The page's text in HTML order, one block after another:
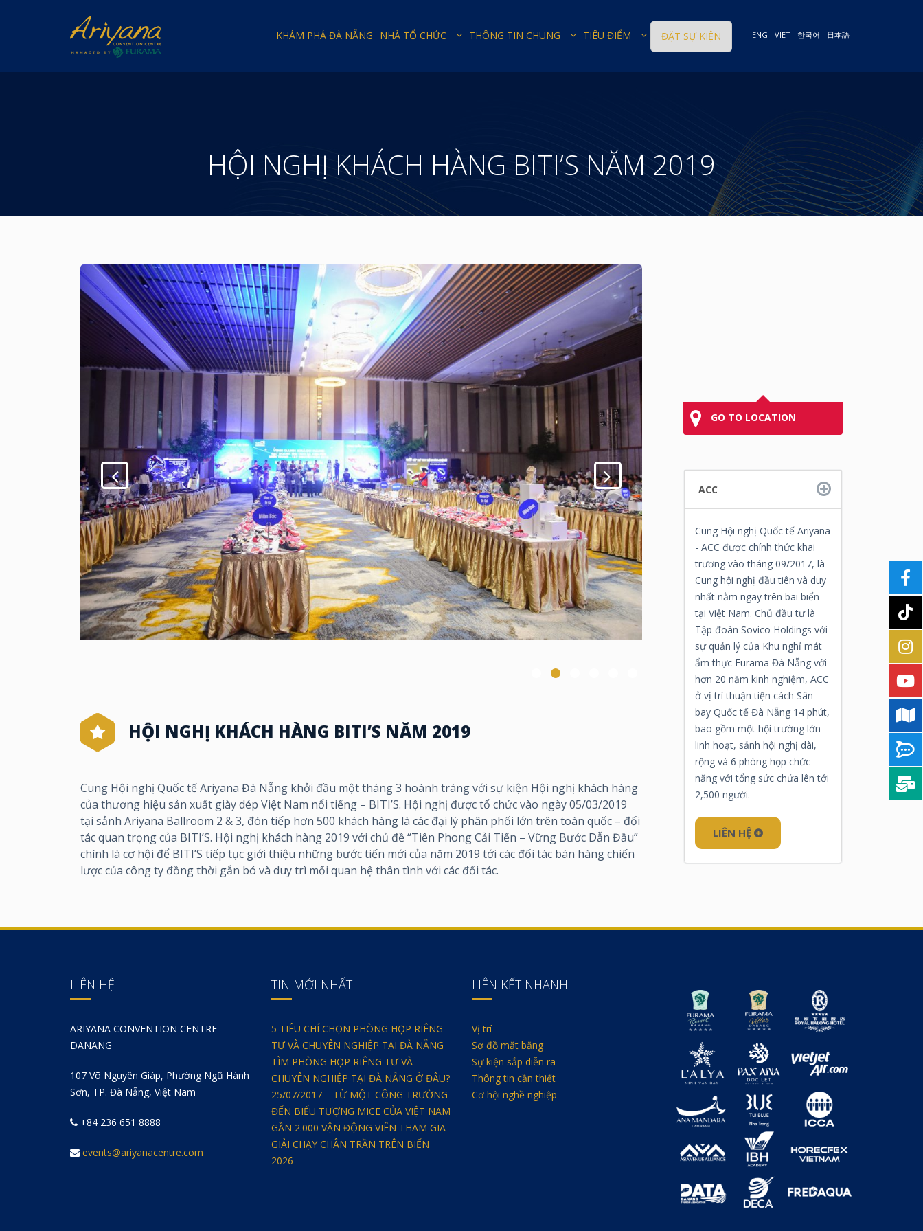
KHÁM PHÁ ĐÀ NẴNG NHÀ TỔ CHỨC THÔNG TIN CHUNG TIÊU ĐIỂM ĐẶT SỰ KIỆN ENG VIET 한국어 日本語
HỘI NGHỊ KHÁCH HÀNG BITI’S NĂM 2019
HỘI NGHỊ KHÁCH HÀNG BITI’S NĂM 2019
Cung Hội nghị Quốc tế Ariyana Đà Nẵng khởi đầu một tháng 3 hoành tráng với sự kiện Hội nghị khách hàng
của thương hiệu sản xuất giày dép Việt Nam nổi tiếng – BITI’S. Hội nghị được tổ chức vào ngày 05/03/2019
tại sảnh Ariyana Ballroom 2 & 3, đón tiếp hơn 500 khách hàng là các đại lý phân phối lớn trên toàn quốc – đối
tác quan trọng của BITI’S. Hội nghị khách hàng 2019 với chủ đề “Tiên Phong Cải Tiến – Vững Bước Dẫn Đầu”
chính là cơ hội để BITI’S tiếp tục giới thiệu những bước tiến mới của năm 2019 tới các đối tác bán hàng chiến
lược của công ty đồng thời gắn bó và duy trì mối quan hệ thân tình với các đối tác.
GO TO LOCATION
ACC
Cung Hội nghị Quốc tế Ariyana
- ACC được chính thức khai
trương vào tháng 09/2017, là
Cung hội nghị đầu tiên và duy
nhất nằm ngay trên bãi biển
tại Việt Nam. Chủ đầu tư là
Tập đoàn Sovico Holdings với
sự quản lý của Khu nghỉ mát
ẩm thực Furama Đà Nẵng với
hơn 20 năm kinh nghiệm, ACC
ở vị trí thuận tiện cách Sân
bay Quốc tế Đà Nẵng 14 phút,
bao gồm một hội trường lớn
linh hoạt, sảnh hội nghị dài,
rộng và 6 phòng họp chức
năng với tổng sức chứa lên tới
2,500 người.
LIÊN HỆ
LIÊN HỆ
ARIYANA CONVENTION CENTRE
DANANG
107 Võ Nguyên Giáp, Phường Ngũ Hành
Sơn, TP. Đà Nẵng, Việt Nam
+84 236 651 8888
events@ariyanacentre.com
TIN MỚI NHẤT
5 TIÊU CHÍ CHỌN PHÒNG HỌP RIÊNG
TƯ VÀ CHUYÊN NGHIỆP TẠI ĐÀ NẴNG
TÌM PHÒNG HỌP RIÊNG TƯ VÀ
CHUYÊN NGHIỆP TẠI ĐÀ NẴNG Ở ĐÂU?
25/07/2017 – TỪ MỘT CÔNG TRƯỜNG
ĐẾN BIỂU TƯỢNG MICE CỦA VIỆT NAM
GẦN 2.000 VẬN ĐỘNG VIÊN THAM GIA
GIẢI CHẠY CHÂN TRẦN TRÊN BIỂN
2026
LIÊN KẾT NHANH
Vị trí
Sơ đồ mặt bằng
Sự kiện sắp diễn ra
Thông tin cần thiết
Cơ hội nghề nghiệp